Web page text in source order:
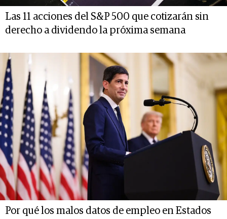
Las 11 acciones del S&P 500 que cotizarán sin
derecho a dividendo la próxima semana
Por qué los malos datos de empleo en Estados